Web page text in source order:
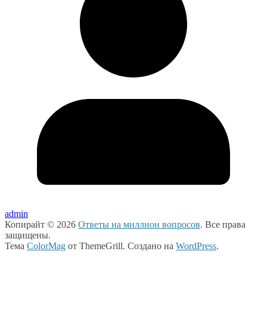
admin
Копирайт © 2026 Ответы на миллион вопросов. Все права
защищены.
Тема ColorMag от ThemeGrill. Создано на WordPress.